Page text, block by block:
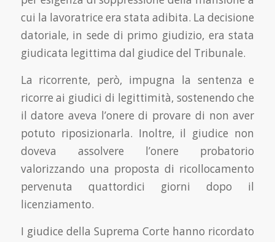
cui la lavoratrice era stata adibita. La decisione
datoriale, in sede di primo giudizio, era stata
giudicata legittima dal giudice del Tribunale.
La ricorrente, però, impugna la sentenza e
ricorre ai giudici di legittimità, sostenendo che
il datore aveva l’onere di provare di non aver
potuto riposizionarla. Inoltre, il giudice non
doveva assolvere l’onere probatorio
valorizzando una proposta di ricollocamento
pervenuta quattordici giorni dopo il
licenziamento.
I giudice della Suprema Corte hanno ricordato